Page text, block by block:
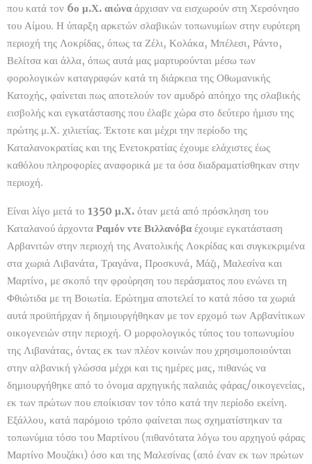
που κατά τον 6ο μ.Χ. αιώνα άρχισαν να εισχωρούν στη Χερσόνησο
του Αίμου. Η ύπαρξη αρκετών σλαβικών τοπωνυμίων στην ευρύτερη
περιοχή της Λοκρίδας, όπως τα Ζέλι, Κολάκα, Μπέλεσι, Ράντο,
Βελίτσα και άλλα, όπως αυτά μας μαρτυρούνται μέσω των
φορολογικών καταγραφών κατά τη διάρκεια της Οθωμανικής
Κατοχής, φαίνεται πως αποτελούν τον αμυδρό απόηχο της σλαβικής
εισβολής και εγκατάστασης που έλαβε χώρα στο δεύτερο ήμισυ της
πρώτης μ.Χ. χιλιετίας. Έκτοτε και μέχρι την περίοδο της
Καταλανοκρατίας και της Ενετοκρατίας έχουμε ελάχιστες έως
καθόλου πληροφορίες αναφορικά με τα όσα διαδραματίσθηκαν στην
περιοχή.
Είναι λίγο μετά το 1350 μ.Χ. όταν μετά από πρόσκληση του
Καταλανού άρχοντα Ραμόν ντε Βιλλανόβα έχουμε εγκατάσταση
Αρβανιτών στην περιοχή της Ανατολικής Λοκρίδας και συγκεκριμένα
στα χωριά Λιβανάτα, Τραγάνα, Προσκυνά, Μάζι, Μαλεσίνα και
Μαρτίνο, με σκοπό την φρούρηση του περάσματος που ενώνει τη
Φθιώτιδα με τη Βοιωτία. Ερώτημα αποτελεί το κατά πόσο τα χωριά
αυτά προϋπήρχαν ή δημιουργήθηκαν με τον ερχομό των Αρβανίτικων
οικογενειών στην περιοχή. Ο μορφολογικός τύπος του τοπωνυμίου
της Λιβανάτας, όντας εκ των πλέον κοινών που χρησιμοποιούνται
στην αλβανική γλώσσα μέχρι και τις ημέρες μας, πιθανώς να
δημιουργήθηκε από το όνομα αρχηγικής παλαιάς φάρας/οικογενείας,
εκ των πρώτων που εποίκισαν τον τόπο κατά την περίοδο εκείνη.
Εξάλλου, κατά παρόμοιο τρόπο φαίνεται πως σχηματίστηκαν τα
τοπωνύμια τόσο του Μαρτίνου (πιθανότατα λόγω του αρχηγού φάρας
Μαρτίνο Μουζάκι) όσο και της Μαλεσίνας (από έναν εκ των πρώτων